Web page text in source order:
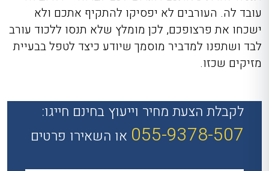
עובד לה. העורבים לא יפסיקו להתקיף אתכם ולא
ישכחו את פרצופכם, לכן מומלץ שלא תנסו ללכוד עורב
לבד ושתפנו למדביר מוסמך שיודע כיצד לטפל בבעיית
מזיקים שכזו.
לקבלת הצעת מחיר וייעוץ בחינם חייגו:
055-9378-507 או השאירו פרטים